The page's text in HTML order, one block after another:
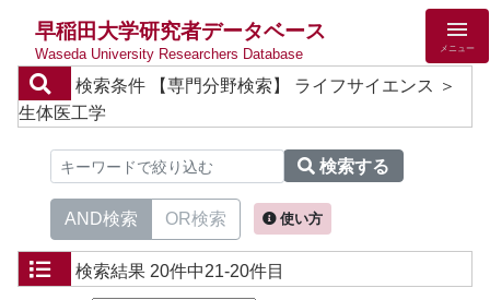
早稲田大学研究者データベース
Waseda University Researchers Database メニュー
検索条件
【専門分野検索】 ライフサイエンス ＞
生体医工学
検索する
AND検索 OR検索 使い方
検索結果 20件中21-20件目